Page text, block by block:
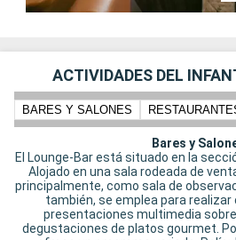
ACTIVIDADES DEL
BARES Y SALONES
Bares y
El Lounge-Bar está situado en la
Alojado en una sala rodeada de
principalmente, como sala de
también, se emplea para
presentaciones multimedia
degustaciones de platos gourmet.